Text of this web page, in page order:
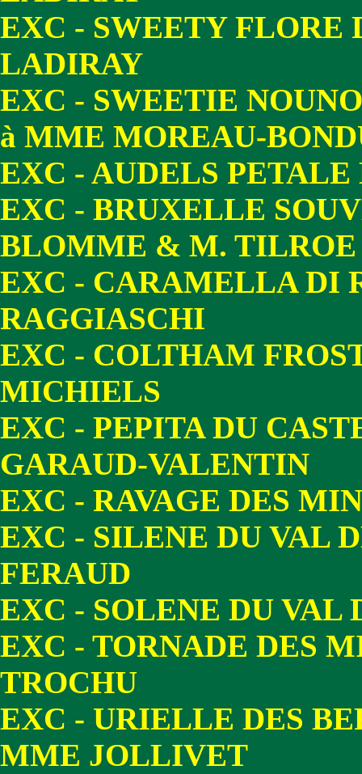
EXC - SWEETY FLORE
LADIRAY
EXC - SWEETIE
à MME MOREAU-
EXC - AUDELS
EXC - BRUXELLE
BLOMME & M. TILROE
EXC - CARAMELLA DI
RAGGIASCHI
EXC - COLTHAM
MICHIELS
EXC - PEPITA DU
GARAUD-VALENTIN
EXC - RAVAGE DES
EXC - SILENE DU VAL
FERAUD
EXC - SOLENE DU VAL
EXC - TORNADE DES
TROCHU
EXC - URIELLE DES
MME JOLLIVET